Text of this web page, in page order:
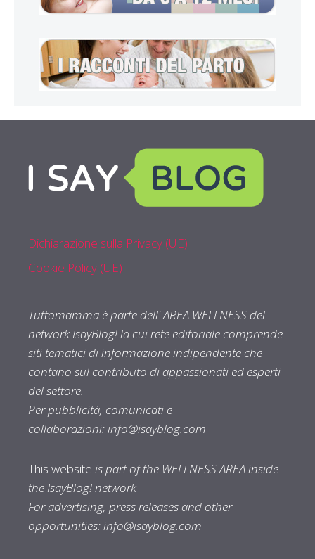
Dichiarazione sulla Privacy (UE)
Cookie Policy (UE)
Tuttomamma è parte dell' AREA WELLNESS del
network IsayBlog! la cui rete editoriale comprende
siti tematici di informazione indipendente che
contano sul contributo di appassionati ed esperti
del settore.
Per pubblicità, comunicati e
collaborazioni:info@isayblog.com
This website is part of the WELLNESS AREA inside
the IsayBlog! network
For advertising, press releases and other
opportunities:info@isayblog.com